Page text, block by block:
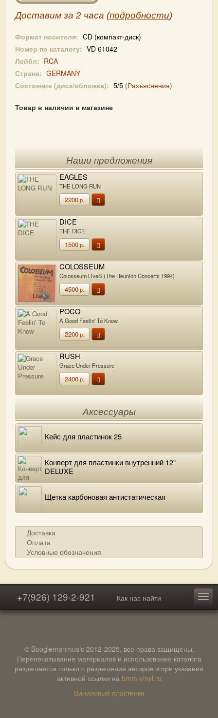
Доставим за 2 часа (подробности)
Формат носителя: CD (компакт-диск)
Номер по каталогу: VD 61042
Лейбл: RCA
Страна: GERMANY
Состояние (диск/обложка): 5/5 (Разъяснения)
Товар в наличии в магазине
Наши предложения
EAGLES
THE LONG RUN
2200р.
DICE
THE DICE
1500р.
COLOSSEUM
Colosseum LiveS (The Reunion Concerts 1994)
4500р.
POCO
A Good Feelin' To Know
2200р.
RUSH
Grace Under Pressure
2400р.
Аксессуары
Кейс для пластинок 25
Конверт для пластинки внутренний 12"
DELUXE
Щетка карбоновая антистатическая
Доставка
Оплата
Условные обозначения
+7(926) 129-2-921 Как нас найти
© Boogiemanmusic 2012-2025, все права защищены.
Перепечатывание материалов и использование каталога
разрешается только с разрешения авторов и при указании
активной ссылки на bmm-vinyl.ru
Виниловые пластинки